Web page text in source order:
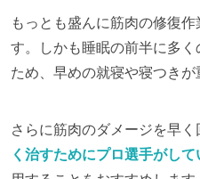
もっとも盛んに筋肉の修復
す。しかも睡眠の前半に多
ため、早めの就寝や寝つきが
さらに筋肉のダメージを早
く治すためにプロ選手がして